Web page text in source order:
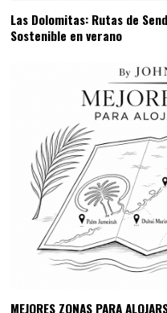
Las Dolomitas: Rutas de
Sostenible en verano
MEJORES ZONAS PARA